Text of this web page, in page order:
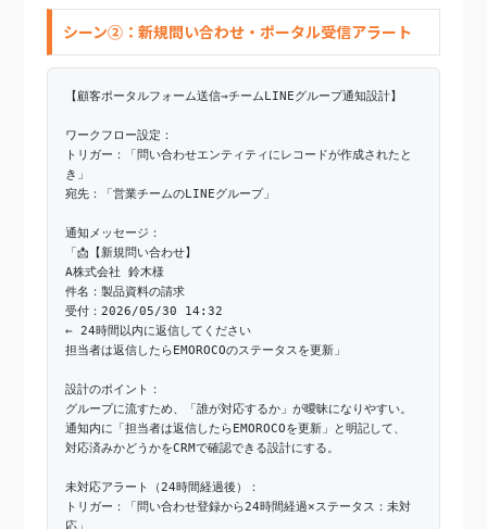
シーン②：新規問い合わせ・ポータル受信アラート
【顧客ポータルフォーム送信→チームLINEグループ通知設計】
ワークフロー設定：
トリガー：「問い合わせエンティティにレコードが作成されたと
き」
宛先：「営業チームのLINEグループ」
通知メッセージ：
「📩【新規問い合わせ】
A株式会社 鈴木様
件名：製品資料の請求
受付：2026/05/30 14:32
← 24時間以内に返信してください
担当者は返信したらEMOROCOのステータスを更新」
設計のポイント：
グループに流すため、「誰が対応するか」が曖昧になりやすい。
通知内に「担当者は返信したらEMOROCOを更新」と明記して、
対応済みかどうかをCRMで確認できる設計にする。
未対応アラート（24時間経過後）：
トリガー：「問い合わせ登録から24時間経過×ステータス：未対
応」